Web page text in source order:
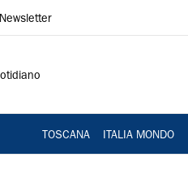
TOSCANA ITALIA MONDO